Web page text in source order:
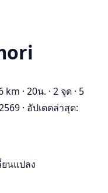
km · 20น. · 2 จุด · 5
· อัปเดตล่าสุด:
นแปลง